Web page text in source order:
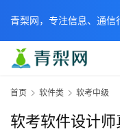
首页 软件类 软考中级
软考软件设计
青梨网，专注信息、通信